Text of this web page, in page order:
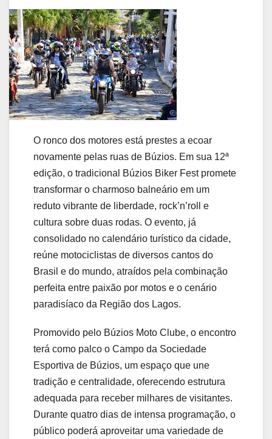
O ronco dos motores está prestes a ecoar
novamente pelas ruas de Búzios. Em sua 12ª
edição, o tradicional Búzios Biker Fest promete
transformar o charmoso balneário em um
reduto vibrante de liberdade, rock’n’roll e
cultura sobre duas rodas. O evento, já
consolidado no calendário turístico da cidade,
reúne motociclistas de diversos cantos do
Brasil e do mundo, atraídos pela combinação
perfeita entre paixão por motos e o cenário
paradisíaco da Região dos Lagos.
Promovido pelo Búzios Moto Clube, o encontro
terá como palco o Campo da Sociedade
Esportiva de Búzios, um espaço que une
tradição e centralidade, oferecendo estrutura
adequada para receber milhares de visitantes.
Durante quatro dias de intensa programação, o
público poderá aproveitar uma variedade de